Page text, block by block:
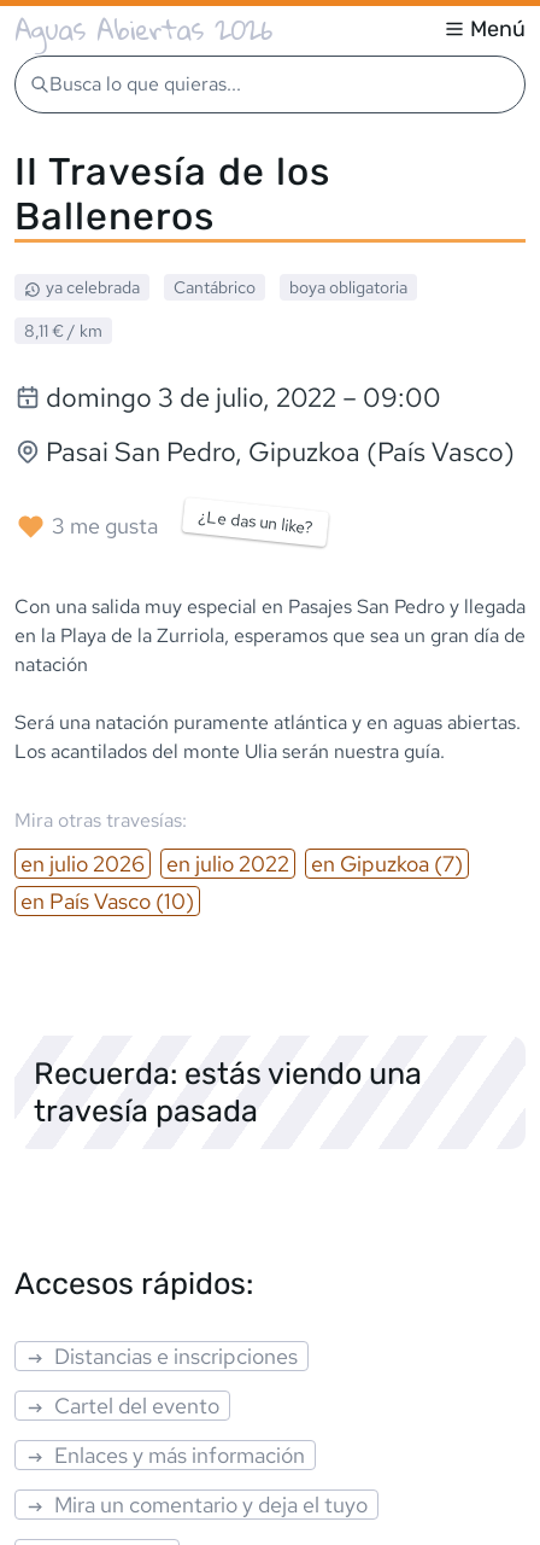
Aguas Abiertas 2026 Menú
Busca lo que quieras...
II Travesía de los
Balleneros
ya celebrada Cantábrico
boya obligatoria
8,11 € / km
domingo 3 de julio, 2022 – 09:00
Pasai San Pedro, Gipuzkoa (País Vasco)
3 me gusta ¿Le das un like?
Con una salida muy especial en Pasajes San Pedro y llegada
en la Playa de la Zurriola, esperamos que sea un gran día de
natación
Será una natación puramente atlántica y en aguas abiertas.
Mira otras travesías:
en julio 2026 en julio 2022 en Gipuzkoa (7)
en País Vasco (10)
Recuerda: estás viendo una
travesía pasada
Accesos rápidos:
Distancias e inscripciones
Cartel del evento
Enlaces y más información
Mira un comentario y deja el tuyo